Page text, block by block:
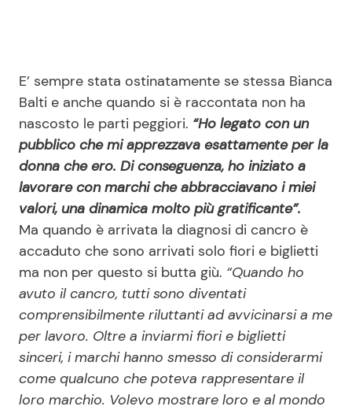
E’ sempre stata ostinatamente se stessa Bianca
Balti e anche quando si è raccontata non ha
nascosto le parti peggiori. “Ho legato con un
pubblico che mi apprezzava esattamente per la
donna che ero. Di conseguenza, ho iniziato a
lavorare con marchi che abbracciavano i miei
valori, una dinamica molto più gratificante”.
Ma quando è arrivata la diagnosi di cancro è
accaduto che sono arrivati solo fiori e biglietti
ma non per questo si butta giù. “Quando ho
avuto il cancro, tutti sono diventati
comprensibilmente riluttanti ad avvicinarsi a me
per lavoro. Oltre a inviarmi fiori e biglietti
sinceri, i marchi hanno smesso di considerarmi
come qualcuno che poteva rappresentare il
loro marchio. Volevo mostrare loro e al mondo